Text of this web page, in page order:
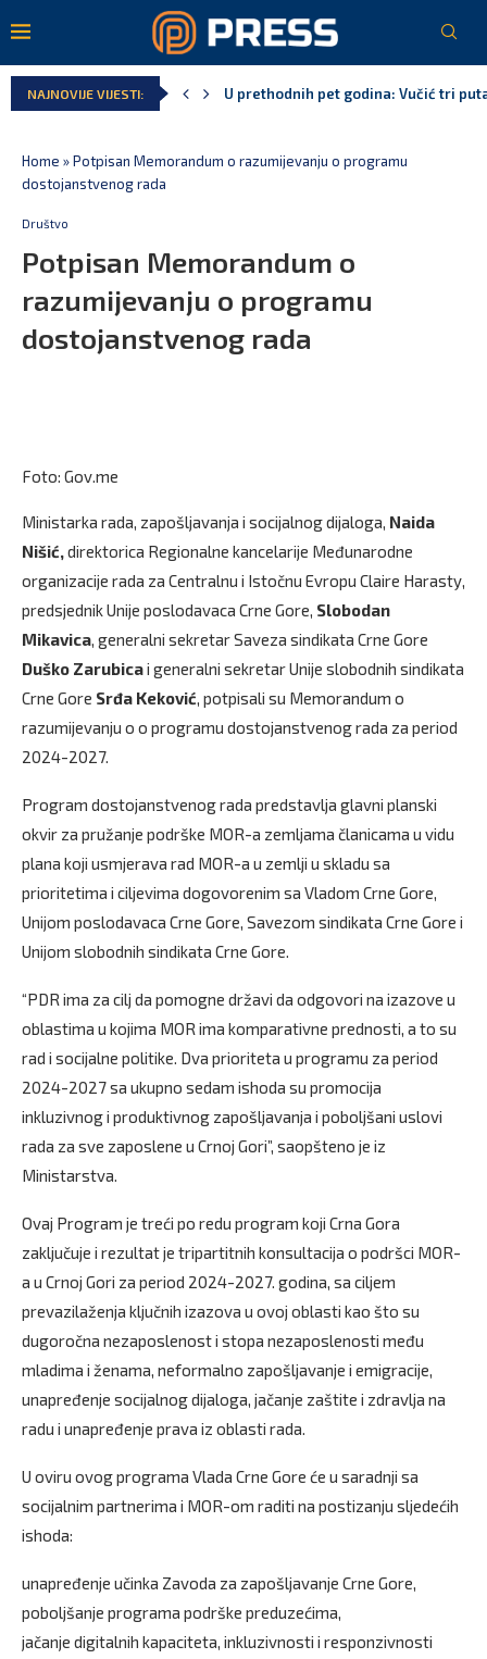
NAJNOVIJE VIJESTI:
U prethodnih pet godina: Vučić tri
Home »Potpisan Memorandum o razumijevanju o programu
dostojanstvenog rada
Društvo
Potpisan Memorandum o
razumijevanju o programu
dostojanstvenog rada
Foto: Gov.me
Ministarka rada, zapošljavanja i socijalnog dijaloga, Naida
Nišić,direktorica Regionalne kancelarije Međunarodne
organizacije rada za Centralnu i Istočnu Evropu Claire Harasty,
predsjednik Unije poslodavaca Crne Gore, Slobodan
Mikavica, generalni sekretar Saveza sindikata Crne Gore
Duško Zarubicai generalni sekretar Unije slobodnih sindikata
Crne Gore Srđa Keković, potpisali su Memorandum o
razumijevanju o o programu dostojanstvenog rada za period
2024-2027.
Program dostojanstvenog rada predstavlja glavni planski
okvir za pružanje podrške MOR-a zemljama članicama u vidu
plana koji usmjerava rad MOR-a u zemlji u skladu sa
prioritetima i ciljevima dogovorenim sa Vladom Crne Gore,
Unijom poslodavaca Crne Gore, Savezom sindikata Crne Gore i
Unijom slobodnih sindikata Crne Gore.
“PDR ima za cilj da pomogne državi da odgovori na izazove u
oblastima u kojima MOR ima komparativne prednosti, a to su
rad i socijalne politike. Dva prioriteta u programu za period
2024-2027 sa ukupno sedam ishoda su promocija
inkluzivnog i produktivnog zapošljavanja i poboljšani uslovi
rada za sve zaposlene u Crnoj Gori”, saopšteno je iz
Ministarstva.
Ovaj Program je treći po redu program koji Crna Gora
zaključuje i rezultat je tripartitnih konsultacija o podršci MOR-
a u Crnoj Gori za period 2024-2027. godina, sa ciljem
prevazilaženja ključnih izazova u ovoj oblasti kao što su
dugoročna nezaposlenost i stopa nezaposlenosti među
mladima i ženama, neformalno zapošljavanje i emigracije,
unapređenje socijalnog dijaloga, jačanje zaštite i zdravlja na
radu i unapređenje prava iz oblasti rada.
U oviru ovog programa Vlada Crne Gore će u saradnji sa
socijalnim partnerima i MOR-om raditi na postizanju sljedećih
ishoda:
unapređenje učinka Zavoda za zapošljavanje Crne Gore,
poboljšanje programa podrške preduzećima,
jačanje digitalnih kapaciteta, inkluzivnosti i responzivnosti